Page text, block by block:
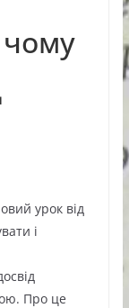
чому
урок від
і
Про це